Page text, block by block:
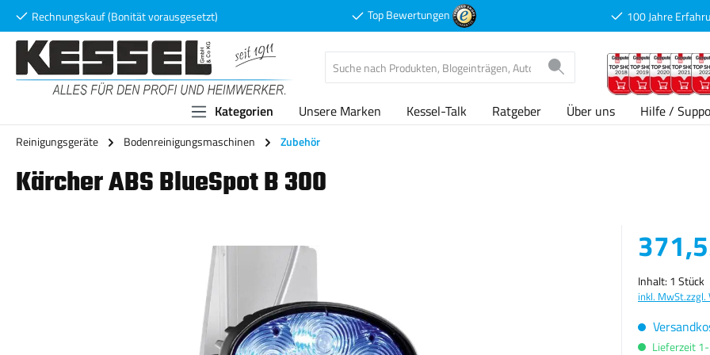
Hauptinhalt springen
Zur Suche springen
Zur Hauptnavigation springen
Rechnungskauf (Bonität vorausgesetzt) Top Bewertungen 100 Jahre
Kategorien Unsere Marken Kessel-Talk Ratgeber Über uns Hilfe /
Reinigungsgeräte Bodenreinigungsmaschinen Zubehör
Kärcher ABS BlueSpot B 300
Inhalt: 1 Stück
inkl. MwSt.zzgl.
Lieferzeit